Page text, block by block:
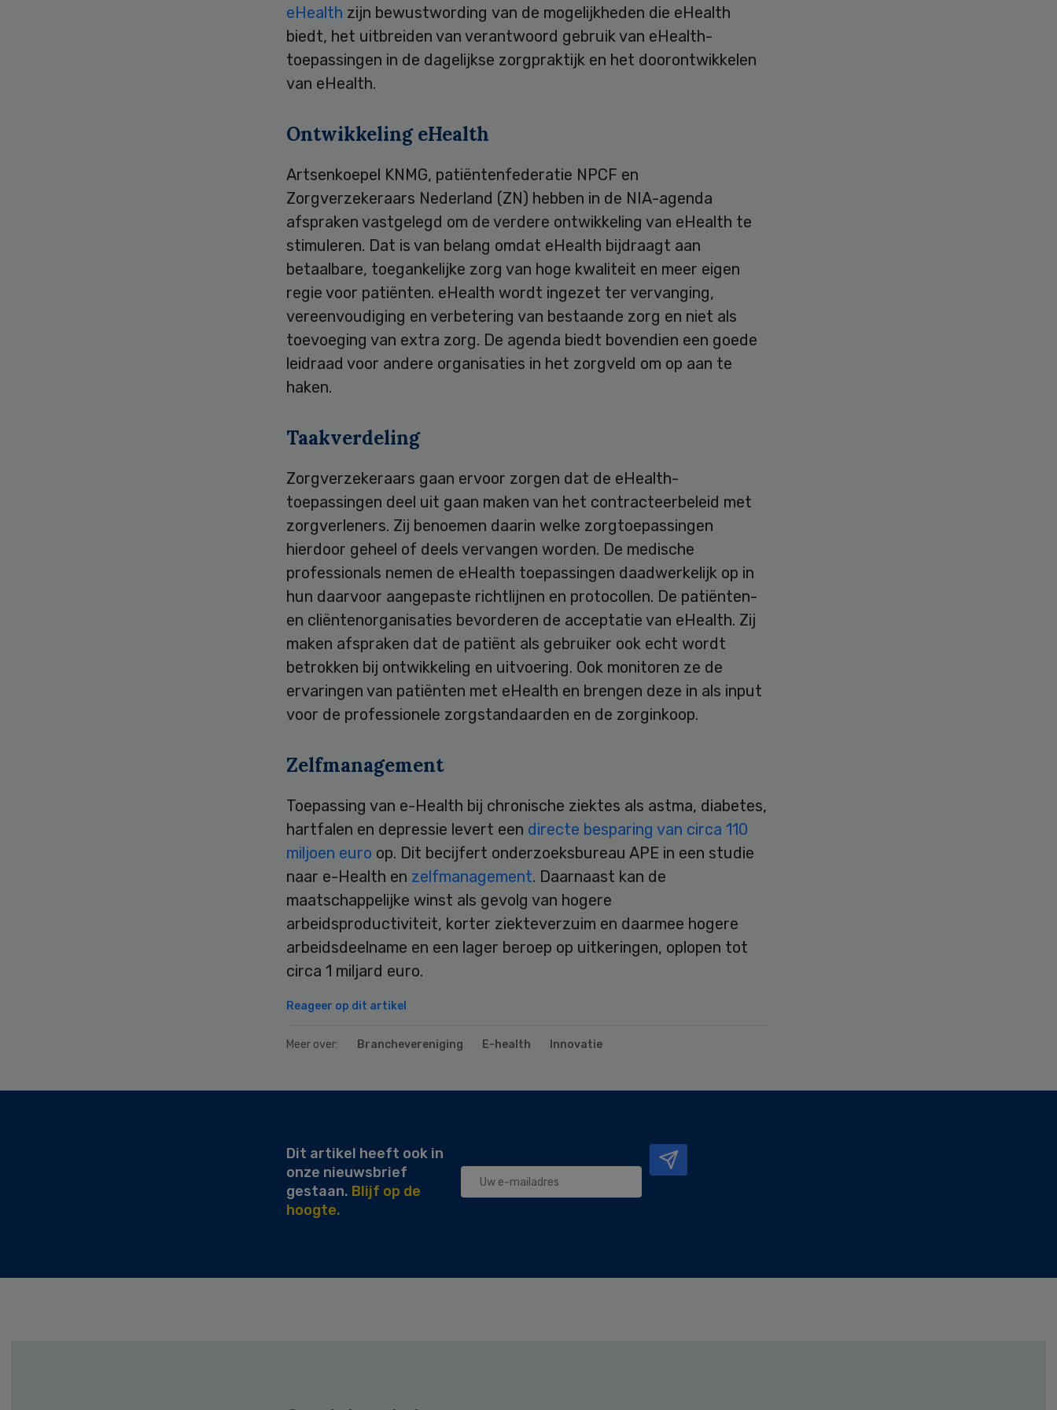
eHealth zijn bewustwording van de mogelijkheden die eHealth
biedt, het uitbreiden van verantwoord gebruik van eHealth-
toepassingen in de dagelijkse zorgpraktijk en het doorontwikkelen
van eHealth.
Ontwikkeling eHealth
Artsenkoepel KNMG, patiëntenfederatie NPCF en
Zorgverzekeraars Nederland (ZN) hebben in de NIA-agenda
afspraken vastgelegd om de verdere ontwikkeling van eHealth te
stimuleren. Dat is van belang omdat eHealth bijdraagt aan
betaalbare, toegankelijke zorg van hoge kwaliteit en meer eigen
regie voor patiënten. eHealth wordt ingezet ter vervanging,
vereenvoudiging en verbetering van bestaande zorg en niet als
toevoeging van extra zorg. De agenda biedt bovendien een goede
leidraad voor andere organisaties in het zorgveld om op aan te
haken.
Taakverdeling
Zorgverzekeraars gaan ervoor zorgen dat de eHealth-
toepassingen deel uit gaan maken van het contracteerbeleid met
zorgverleners. Zij benoemen daarin welke zorgtoepassingen
hierdoor geheel of deels vervangen worden. De medische
professionals nemen de eHealth toepassingen daadwerkelijk op in
hun daarvoor aangepaste richtlijnen en protocollen. De patiënten-
en cliëntenorganisaties bevorderen de acceptatie van eHealth. Zij
maken afspraken dat de patiënt als gebruiker ook echt wordt
betrokken bij ontwikkeling en uitvoering. Ook monitoren ze de
ervaringen van patiënten met eHealth en brengen deze in als input
voor de professionele zorgstandaarden en de zorginkoop.
Zelfmanagement
Toepassing van e-Health bij chronische ziektes als astma, diabetes,
hartfalen en depressie levert een directe besparing van circa 110
miljoen euro op. Dit becijfert onderzoeksbureau APE in een studie
naar e-Health en zelfmanagement. Daarnaast kan de
maatschappelijke winst als gevolg van hogere
arbeidsproductiviteit, korter ziekteverzuim en daarmee hogere
arbeidsdeelname en een lager beroep op uitkeringen, oplopen tot
circa 1 miljard euro.
Reageer op dit artikel
Meer over: Branchevereniging E-health Innovatie
Secondary
Dit artikel heeft ook in
onze nieuwsbrief
gestaan. Blijf op de
hoogte.